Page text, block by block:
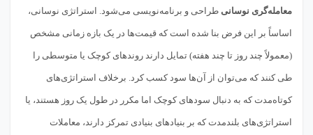
معامله‌گری نوسانی طراحی و برنامه‌نویسی می‌شود. استراتژی نوسانی،
اساساً بر این فرض بنا شده است که قیمت‌ها در یک بازه زمانی مشخص
(معمولاً چند روز تا چند هفته) تمایل دارند روندهای کوچک یا متوسطی را
طی کنند که می‌توان از آن‌ها سود کسب کرد. برخلاف استراتژی‌های
کوتاه‌مدت که به دنبال سودهای کوچک اما مکرر در طول یک روز هستند، یا
استراتژی‌های بلندمدت که بر بنیادهای بنیادی تمرکز دارند، معاملات